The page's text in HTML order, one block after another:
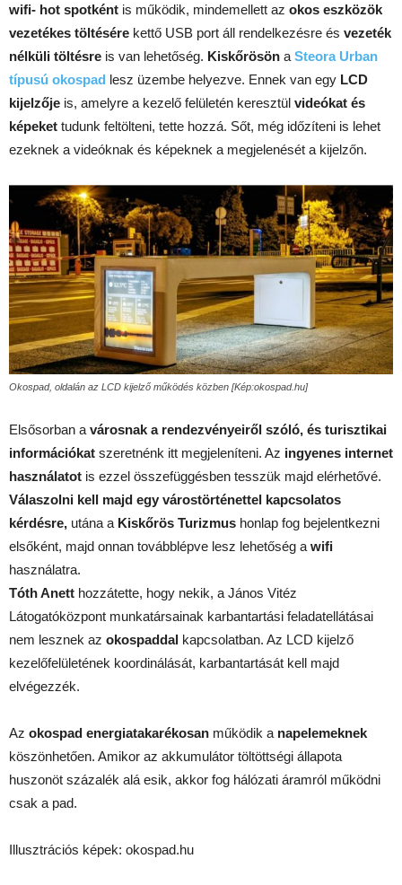
wifi- hot spotként is működik, mindemellett az okos eszközök
vezetékes töltésére kettő USB port áll rendelkezésre és vezeték
nélküli töltésre is van lehetőség. Kiskőrösön a Steora Urban
típusú okospad lesz üzembe helyezve. Ennek van egy LCD
kijelzője is, amelyre a kezelő felületén keresztül videókat és
képeket tudunk feltölteni, tette hozzá. Sőt, még időzíteni is lehet
ezeknek a videóknak és képeknek a megjelenését a kijelzőn.
Okospad, oldalán az LCD kijelző működés közben [Kép:okospad.hu]
Elsősorban a városnak a rendezvényeiről szóló, és turisztikai
információkat szeretnénk itt megjeleníteni. Az ingyenes internet
használatot is ezzel összefüggésben tesszük majd elérhetővé.
Válaszolni kell majd egy várostörténettel kapcsolatos
kérdésre, utána a Kiskőrös Turizmus honlap fog bejelentkezni
elsőként, majd onnan továbblépve lesz lehetőség a wifi
használatra.
Tóth Anett hozzátette, hogy nekik, a János Vitéz
Látogatóközpont munkatársainak karbantartási feladatellátásai
nem lesznek az okospaddal kapcsolatban. Az LCD kijelző
kezelőfelületének koordinálását, karbantartását kell majd
elvégezzék.
Az okospad energiatakarékosan működik a napelemeknek
köszönhetően. Amikor az akkumulátor töltöttségi állapota
huszonöt százalék alá esik, akkor fog hálózati áramról működni
csak a pad.
Illusztrációs képek: okospad.hu